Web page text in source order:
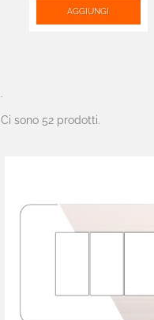
AGGIUNGI
-
Ci sono 52 prodotti.